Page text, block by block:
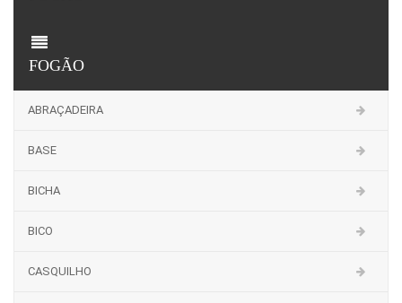
FOGÃO
ABRAÇADEIRA
BASE
BICHA
BICO
CASQUILHO